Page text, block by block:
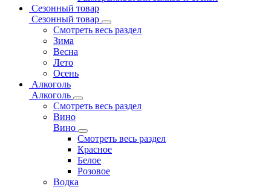
Сезонный товар
Сезонный товар
Смотреть весь раздел
Зима
Весна
Лето
Осень
Алкоголь
Алкоголь
Смотреть весь раздел
Вино
Вино
Смотреть весь раздел
Красное
Белое
Розовое
Водка